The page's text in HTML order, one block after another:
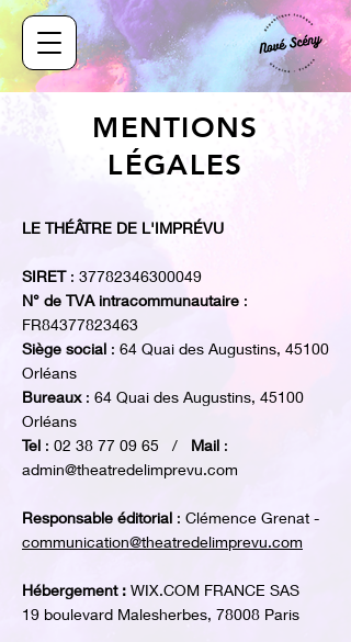
MENTIONS
LÉGALES
LE THÉÂTRE DE L'IMPRÉVU
SIRET: 37782346300049
N° de TVA intracommunautaire :
FR84377823463
Siège social : 64 Quai des Augustins, 45100
Orléans
Bureaux : 64 Quai des Augustins, 45100
Orléans
Tel : 02 38 77 09 65 / Mail :
admin@theatredelimprevu.com
Responsable éditorial : Clémence Grenat -
communication@theatredelimprevu.com
Hébergement : WIX.COM FRANCE SAS
19 boulevard Malesherbes, 78008 Paris